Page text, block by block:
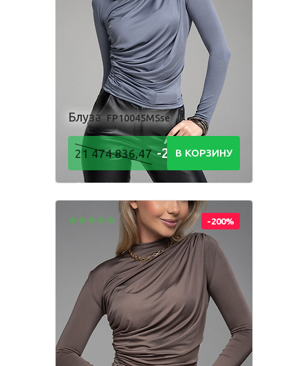
Посмотри, как
производится
наша одежда
Платье Рубашка Толстовка
Фартук школьный Шорты
Для мальчиков
Пижама
Толстовка Шорты
Одежда для взрослых
Блуза FP10045MSse
21 474 836,47-21 474
836,48Р
В КОРЗИНУ
-200%